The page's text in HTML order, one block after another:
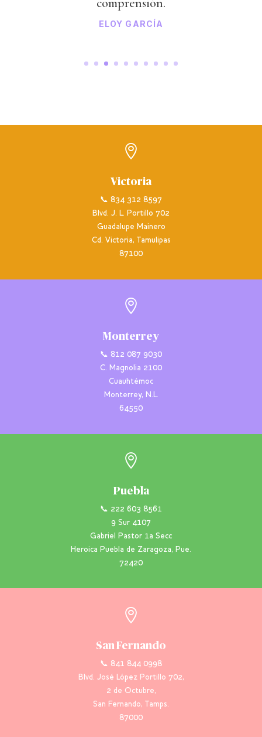
ELOY GARCÍA

Victoria
📞 834 312 8597
Blvd. J. L. Portillo 702
Guadalupe Mainero
Cd. Victoria, Tamulipas
87100

Monterrey
📞 812 087 9030
C. Magnolia 2100
Cuauhtémoc
Monterrey, N.L.
64550

Puebla
📞 222 603 8561
9 Sur 4107
Gabriel Pastor 1a Secc
Heroica Puebla de Zaragoza, Pue.
72420

San Fernando
📞 841 844 0998
Blvd. José López Portillo 702,
2 de Octubre,
San Fernando, Tamps.
87000